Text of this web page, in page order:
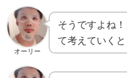
オーリー
そうですよね
て考えていくと